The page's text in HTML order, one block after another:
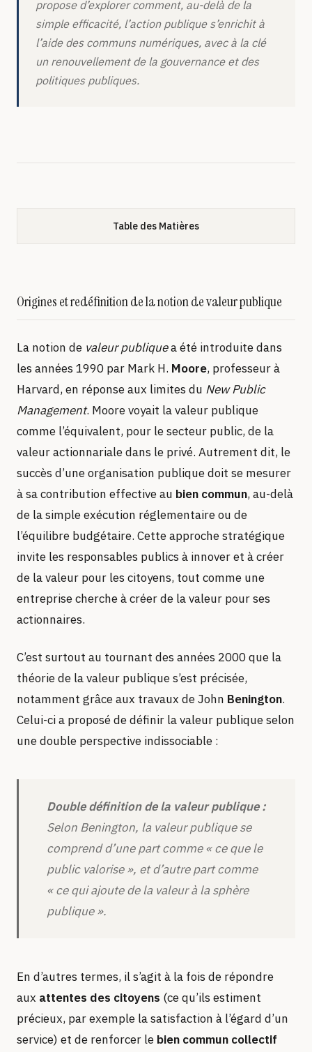
propose d’explorer comment, au-delà de la
simple efficacité, l’action publique s’enrichit à
l’aide des communs numériques, avec à la clé
un renouvellement de la gouvernance et des
politiques publiques.
Table des Matières
Origines et redéfinition de la notion de valeur publique
La notion de valeur publiquea été introduite dans
les années 1990 par Mark H. Moore, professeur à
Harvard, en réponse aux limites du New Public
Management. Moore voyait la valeur publique
comme l’équivalent, pour le secteur public, de la
valeur actionnariale dans le privé. Autrement dit, le
succès d’une organisation publique doit se mesurer
à sa contribution effective au bien commun, au-delà
de la simple exécution réglementaire ou de
l’équilibre budgétaire. Cette approche stratégique
invite les responsables publics à innover et à créer
de la valeur pour les citoyens, tout comme une
entreprise cherche à créer de la valeur pour ses
actionnaires.
C’est surtout au tournant des années 2000 que la
théorie de la valeur publique s’est précisée,
notamment grâce aux travaux de John Benington.
Celui-ci a proposé de définir la valeur publique selon
une double perspective indissociable :
Double définition de la valeur publique :
Selon Benington, la valeur publique se
comprend d’une part comme« ce que le
public valorise », et d’autre part comme
« ce qui ajoute de la valeur à la sphère
publique ».
En d’autres termes, il s’agit à la fois de répondre
aux attentes des citoyens (ce qu’ils estiment
précieux, par exemple la satisfaction à l’égard d’un
service) et de renforcer le bien commun collectif